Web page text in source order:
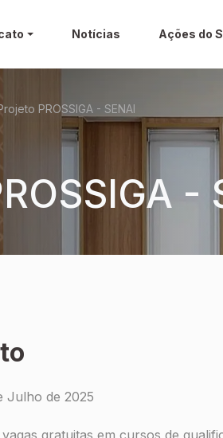
Notícias Ações do
PROSSIGA - SENAI
-
Julho de 2025
gratuitas em cursos de